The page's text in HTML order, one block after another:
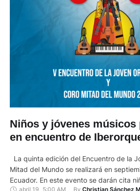
Niños y jóvenes músicos
en encuentro de
La quinta edición del Encuentro de la
Mitad del Mundo se realizará en
Ecuador. En este evento se darán cita
abril 19 5:00 AM By Christian Sánchez